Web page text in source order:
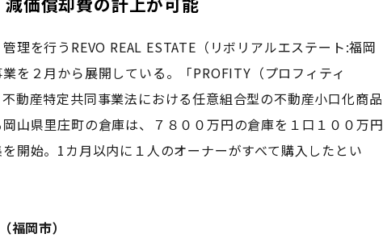
理を行うREVO REAL ESTATE（リボリアルエステート:福岡
を２月から展開している。「PROFITY（プロフィティ
動産特定共同事業法における任意組合型の不動産小口化商品
山県里庄町の倉庫は、７８００万円の倉庫を１口１００万円
開始。1カ月以内に１人のオーナーがすべて購入したとい
福岡市）